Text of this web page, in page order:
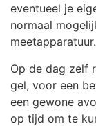
eventueel je
normaal
meetapparatuur.
Op de dag zelf
gel, voor een
een gewone
op tijd om te